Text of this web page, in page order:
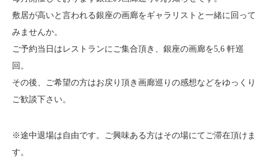
Contact
Purchase assessment
敷居が高いと言われる銀座の画廊をギャラリストと一緒に回って
みませんか。
ご予約当日はレストランにご集合頂き、銀座の画廊を5,6 軒巡
回。
その後、ご希望の方はお戻り頂き画廊巡りの感想などをゆっくり
ご歓談下さい。
※途中退場は自由です。ご興味ある方はその場にてご滞在頂けま
す。